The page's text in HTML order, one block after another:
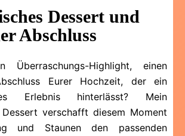
Dessert und
Abschluss
Highlight, einen
Eurer Hochzeit, der ein
Erlebnis hinterlässt? Mein
Dessert verschafft diesem Moment
und Staunen den passenden